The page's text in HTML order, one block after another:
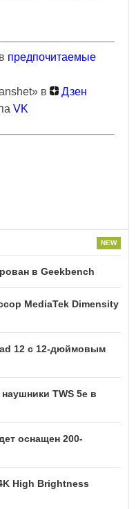
предпочитаемые
в
Дзен
VK
в Geekbench
MediaTek Dimensity
12 с 12-дюймовым
TWS 5e в
оснащен 200-
High Brightness